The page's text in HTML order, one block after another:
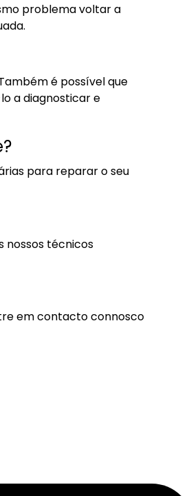
problema voltar a
é possível que
a diagnosticar e
para reparar o seu
nossos técnicos
em contacto connosco